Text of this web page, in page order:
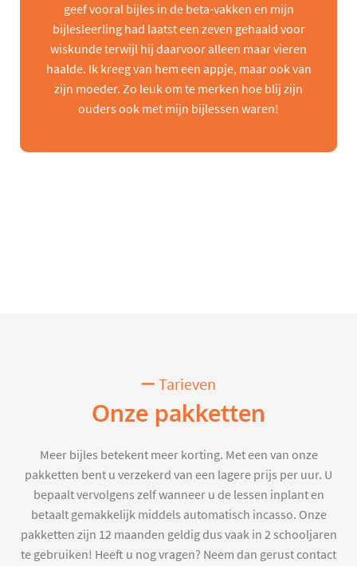
geef vooral bijles in de beta-vakken en mijn
bijlesleerling had laatst een zeven gehaald voor
wiskunde terwijl hij daarvoor alleen maar vieren
haalde. Ik kreeg van hem een appje, maar ook van
zijn moeder. Zo leuk om te merken hoe blij zijn
ouders ook met mijn bijlessen waren!
Tarieven
Onze pakketten
Meer bijles betekent meer korting. Met een van onze
pakketten bent u verzekerd van een lagere prijs per uur. U
bepaalt vervolgens zelf wanneer u de lessen inplant en
betaalt gemakkelijk middels automatisch incasso. Onze
pakketten zijn 12 maanden geldig dus vaak in 2 schooljaren
te gebruiken! Heeft u nog vragen? Neem dan gerust contact